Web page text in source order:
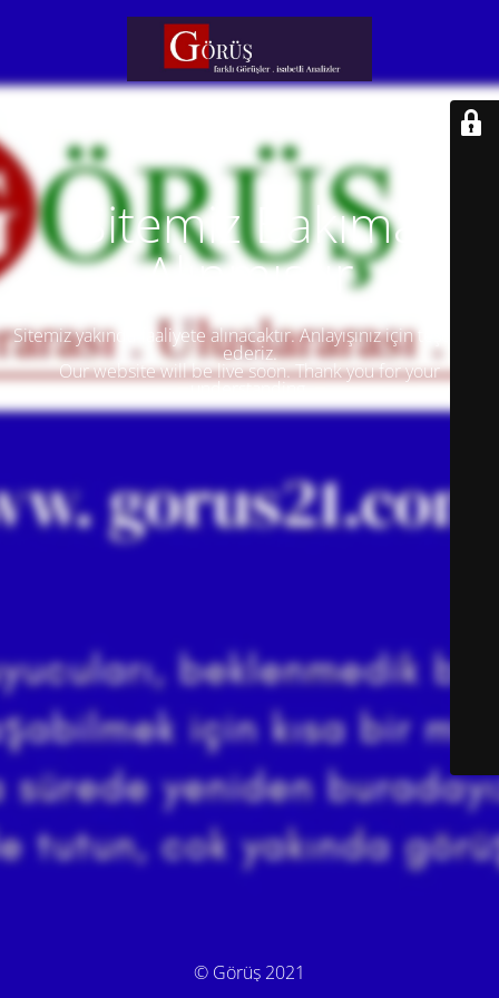
Sitemiz Bakıma
Alınmıştır
Sitemiz yakında faaliyete alınacaktır. Anlayışınız için teşekkür
ederiz.
Our website will be live soon. Thank you for your
understanding.
© Görüş 2021